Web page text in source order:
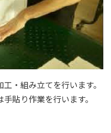
・組み立てを行います。
貼り作業を行います。